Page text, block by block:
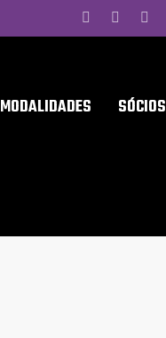
MODALIDADES SÓCIOS